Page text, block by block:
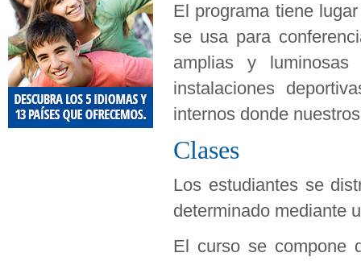
El programa tiene
se usa para
amplias y
instalaciones
internos donde
Clases
Los estudiantes se
determinado mediante
El curso se compone